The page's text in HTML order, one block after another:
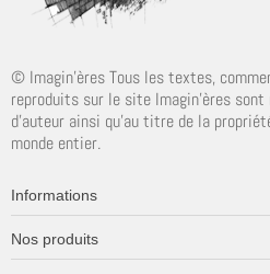
© Imagin'ères Tous les textes,
reproduits sur le site Imagin'ères
d'auteur ainsi qu'au titre de la
monde entier.
Informations
Nos produits